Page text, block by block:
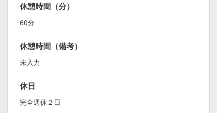
休憩時間（分）
60分
休憩時間（備考）
未入力
休日
完全週休２日